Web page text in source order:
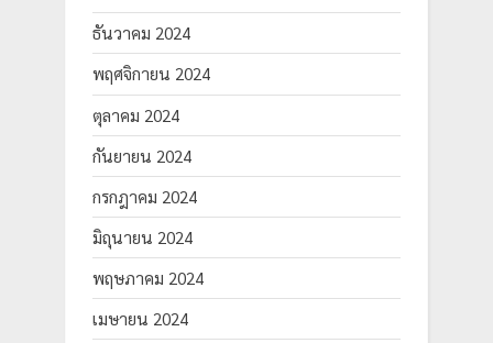
ธันวาคม 2024
พฤศจิกายน 2024
ตุลาคม 2024
กันยายน 2024
กรกฎาคม 2024
มิถุนายน 2024
พฤษภาคม 2024
เมษายน 2024